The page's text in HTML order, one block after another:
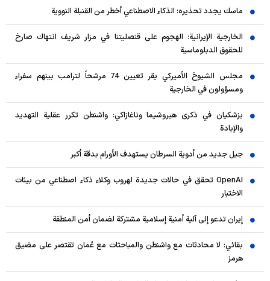
ماسك يجدد تحذيره: الذكاء الاصطناعي أخطر من القنبلة النووية
الخارجية الإيرانية: الهجوم على قنصليتنا في مزار شريف انتهاك صارخ
للحقوق الدبلوماسية
مجلس الشيوخ الأميركي يقر تعيين 74 مرشحاً لترامب بينهم سفراء
ومسؤولون في الخارجية
بزشكيان في ذكرى هيروشيما وناغازاكي: واشنطن تكرر عقلية التهديد
والإبادة
جيل جديد من أدوية السرطان يستهدف الأورام بدقة أكبر
OpenAI تحقق في حالات جديدة لهروب وكلاء ذكاء اصطناعي من بيئات
الاختبار
إيران تدعو إلى آلية أمنية إسلامية مشتركة لضمان أمن المنطقة
بقائي: لا محادثات مع واشنطن والمباحثات مع عُمان تقتصر على مضيق
هرمز